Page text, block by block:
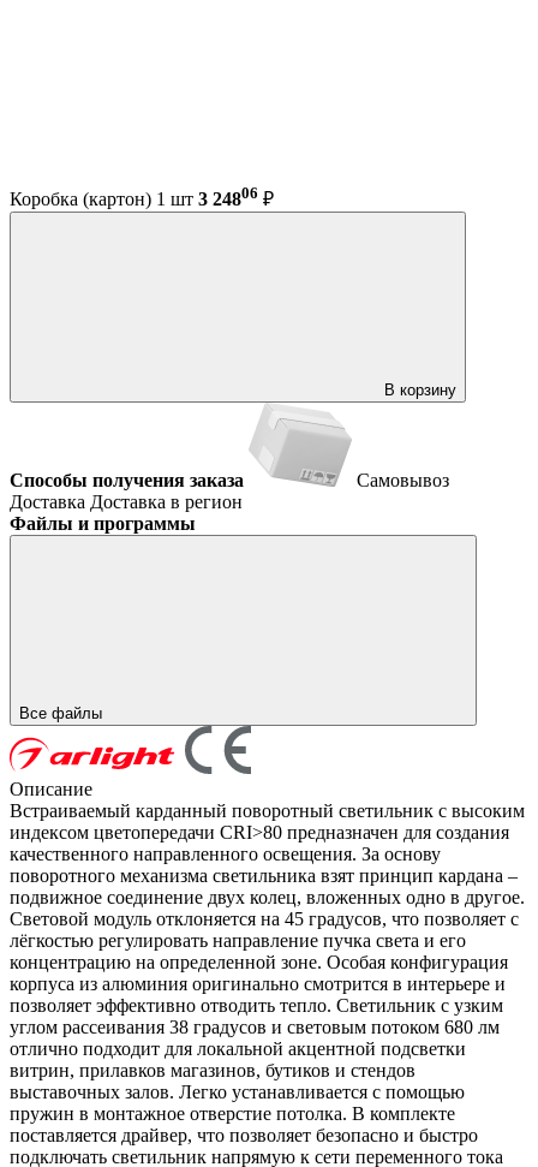
Коробка (картон) 1 шт 3 24806 ₽
В корзину
Способы получения заказа
Самовывоз
Доставка Доставка в регион
Файлы и программы
Все файлы
Описание
Встраиваемый карданный поворотный светильник с высоким
индексом цветопередачи CRI>80 предназначен для создания
качественного направленного освещения. За основу
поворотного механизма светильника взят принцип кардана –
подвижное соединение двух колец, вложенных одно в другое.
Световой модуль отклоняется на 45 градусов, что позволяет с
лёгкостью регулировать направление пучка света и его
концентрацию на определенной зоне. Особая конфигурация
корпуса из алюминия оригинально смотрится в интерьере и
позволяет эффективно отводить тепло. Светильник с узким
углом рассеивания 38 градусов и световым потоком 680 лм
отлично подходит для локальной акцентной подсветки
витрин, прилавков магазинов, бутиков и стендов
выставочных залов. Легко устанавливается с помощью
пружин в монтажное отверстие потолка. В комплекте
поставляется драйвер, что позволяет безопасно и быстро
подключать светильник напрямую к сети переменного тока